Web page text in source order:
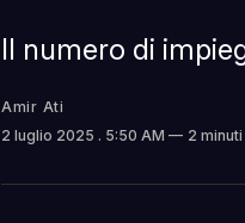
Il numero di
Amir Ati
2 luglio 2025 . 5:50 AM 2 minuti